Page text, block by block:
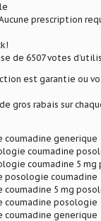
prescription
de 6507 votes
est garantie ou
gros rabais sur
coumadine generique
coumadine
coumadine 5 mg
posologie coumadine
coumadine 5 mg
coumadine posologie
coumadine generique